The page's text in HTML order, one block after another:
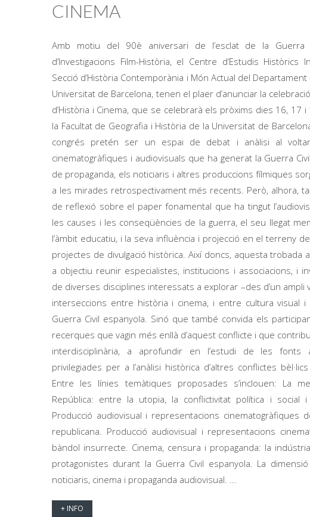
CINEMA
Amb motiu del 90è aniversari de l’esclat de la Guerra
d’Investigacions Film-Història, el Centre d’Estudis Històrics
Secció d’Història Contemporània i Món Actual del Departament
Universitat de Barcelona, tenen el plaer d’anunciar la
d’Història i Cinema, que se celebrarà els pròxims dies 16,
la Facultat de Geografia i Història de la Universitat de
congrés pretén ser un espai de debat i anàlisi al
cinematogràfiques i audiovisuals que ha generat la Guerra
de propaganda, els noticiaris i altres produccions fílmiques
a les mirades retrospectivament més recents. Però, alhora,
de reflexió sobre el paper fonamental que ha tingut
les causes i les conseqüències de la guerra, el seu llegat
l’àmbit educatiu, i la seva influència i projecció en el terreny
projectes de divulgació històrica. Així doncs, aquesta trobada
a objectiu reunir especialistes, institucions i associacions, i
de diverses disciplines interessats a explorar –des d’un ampli
interseccions entre història i cinema, i entre cultura visual
Guerra Civil espanyola. Sinó que també convida els
recerques que vagin més enllà d’aquest conflicte i que
interdisciplinària, a aprofundir en l’estudi de les fonts
privilegiades per a l’anàlisi històrica d’altres conflictes
Entre les línies temàtiques proposades s’inclouen: La
República: entre la utopia, la conflictivitat política i social i
Producció audiovisual i representacions cinematogràfiques
republicana. Producció audiovisual i representacions
bàndol insurrecte. Cinema, censura i propaganda: la
protagonistes durant la Guerra Civil espanyola. La
noticiaris, cinema i propaganda audiovisual. ...
+ INFO